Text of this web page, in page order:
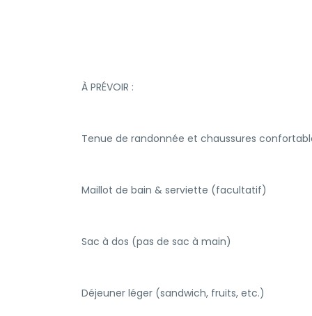
À PRÉVOIR :
Tenue de randonnée et chaussures
Maillot de bain & serviette (facultatif)
Sac à dos (pas de sac à main)
Déjeuner léger (sandwich, fruits, etc.)